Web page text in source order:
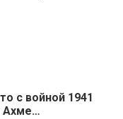
с войной 1941
Ахме…